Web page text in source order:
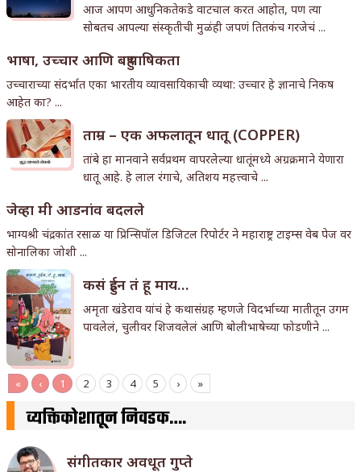
आज आपण आधुनिकतेकडे वाटचाल करत आहोत, पण त्या
सोबतच आपल्या संस्कृतीची मुळंही जपणं तितकंच गरजेचं ...
भाषा, उच्चार आणि बहुभाषिकता
उच्चाराच्या संदर्भात एका भारतीय व्यावसायिकाची व्यथा: उच्चार हे ज्ञानाचे निकष
आहेत का? ...
ताम्र – एक अफलातून धातू (COPPER)
तांबे हा मानवाने सर्वप्रथम वापरलेल्या धातूंमध्ये अग्रक्रमाने येणारा
धातू आहे. हे लाल रंगाचे, अतिशय महत्त्वाचे ...
जेव्हा मी आडनांव बदलले
भाग्यश्री चंद्रकांत रसाळ या प्रिन्सिपॉल डिजिटल रिपोर्टर ने महाराष्ट्र टाइम्स वेब पेज वर
सोनालिका जोशी ...
कसं हुईन तं हू माय…
अमृता खंडेराव यांचं हे कथासंग्रह म्हणजे विदर्भाच्या मातीतून उगम
पावलेलं, चुलीवर शिजवलेलं आणि बोलीभाषेच्या फोडणीने ...
« ‹ 1 2 3 4 5 › »
व्यक्तिकोशातून निवडक….
संगीतकार अवधूत गुप्ते